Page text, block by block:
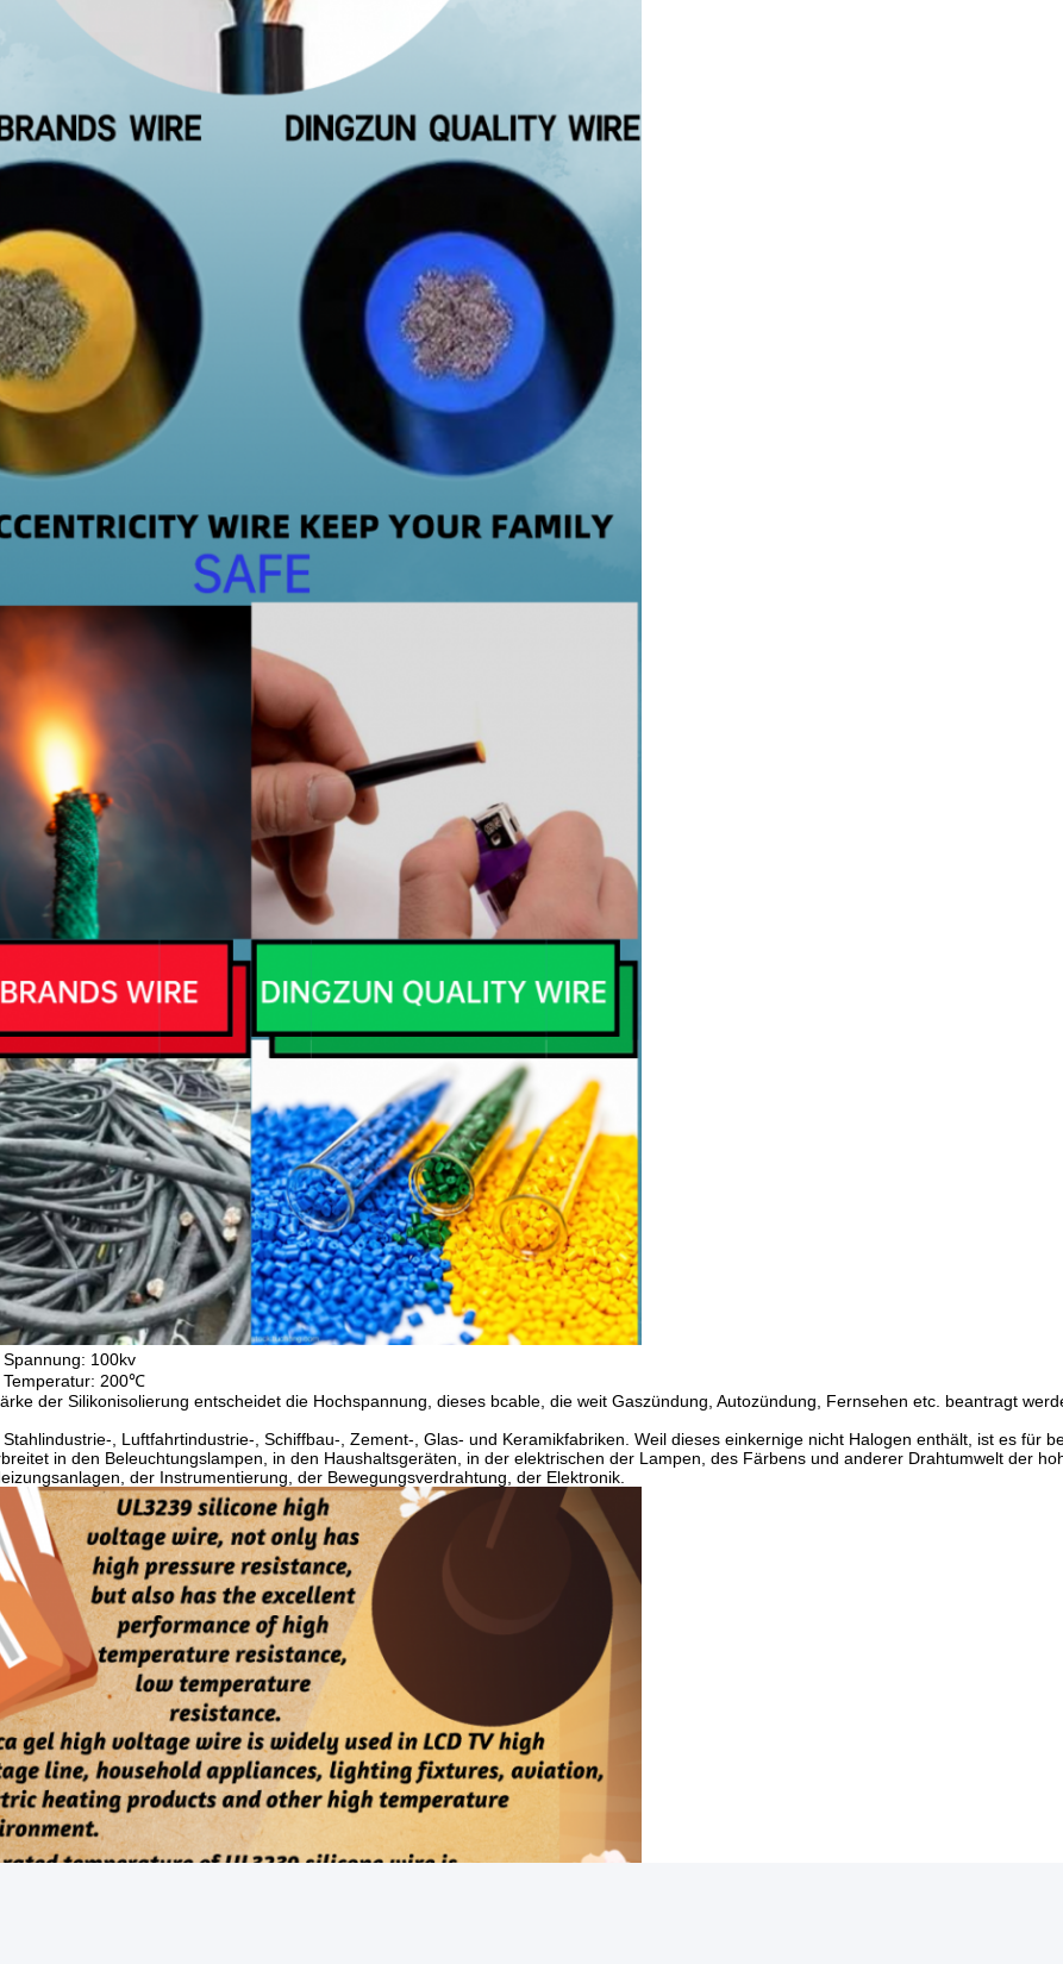
100kv
Temperatur: 200℃
der Silikonisolierung entscheidet die Hochspannung, dieses bcable, die weit Gaszündung, Autozündung, Fernsehen etc. beantragt
, Luftfahrtindustrie-, Schiffbau-, Zement-, Glas- und Keramikfabriken. Weil dieses einkernige nicht Halogen enthält, ist es für
in den Beleuchtungslampen, in den Haushaltsgeräten, in der elektrischen der Lampen, des Färbens und anderer Drahtumwelt der
der Instrumentierung, der Bewegungsverdrahtung, der Elektronik.